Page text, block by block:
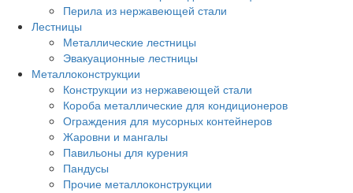
Перила из нержавеющей стали
Лестницы
Металлические лестницы
Эвакуационные лестницы
Металлоконструкции
Конструкции из нержавеющей стали
Короба металлические для кондиционеров
Ограждения для мусорных контейнеров
Жаровни и мангалы
Павильоны для курения
Пандусы
Прочие металлоконструкции